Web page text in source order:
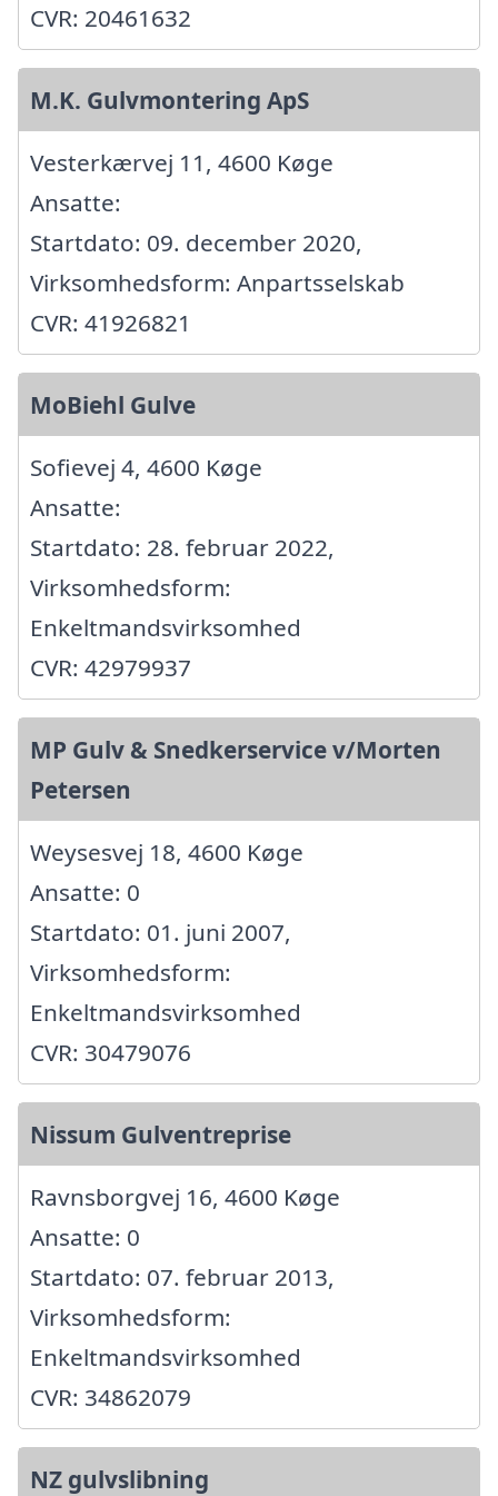
CVR: 20461632
M.K. Gulvmontering ApS
Vesterkærvej 11, 4600 Køge
Ansatte:
Startdato: 09. december 2020,
Virksomhedsform: Anpartsselskab
CVR: 41926821
MoBiehl Gulve
Sofievej 4, 4600 Køge
Ansatte:
Startdato: 28. februar 2022,
Virksomhedsform:
Enkeltmandsvirksomhed
CVR: 42979937
MP Gulv & Snedkerservice v/Morten
Petersen
Weysesvej 18, 4600 Køge
Ansatte: 0
Startdato: 01. juni 2007,
Virksomhedsform:
Enkeltmandsvirksomhed
CVR: 30479076
Nissum Gulventreprise
Ravnsborgvej 16, 4600 Køge
Ansatte: 0
Startdato: 07. februar 2013,
Virksomhedsform:
Enkeltmandsvirksomhed
CVR: 34862079
NZ gulvslibning